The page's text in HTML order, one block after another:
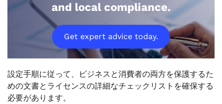
and local compliance.
Get expert advice today.
設定手順に従って、ビジネスと消費者の両方を保護するた
めの文書とライセンスの詳細なチェックリストを確保する
必要があります。